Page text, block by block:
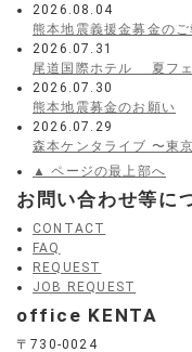
2026.08.04
熊本地震義援金募金のご
2026.07.31
尾道国際ホテル 夏フ
2026.07.30
熊本地震募金のお願い
2026.07.29
森本ケンタライブ 〜東
▲ ページの最上部へ
お問い合わせ等に
CONTACT
FAQ
REQUEST
JOB REQUEST
office KENTA
〒730-0024